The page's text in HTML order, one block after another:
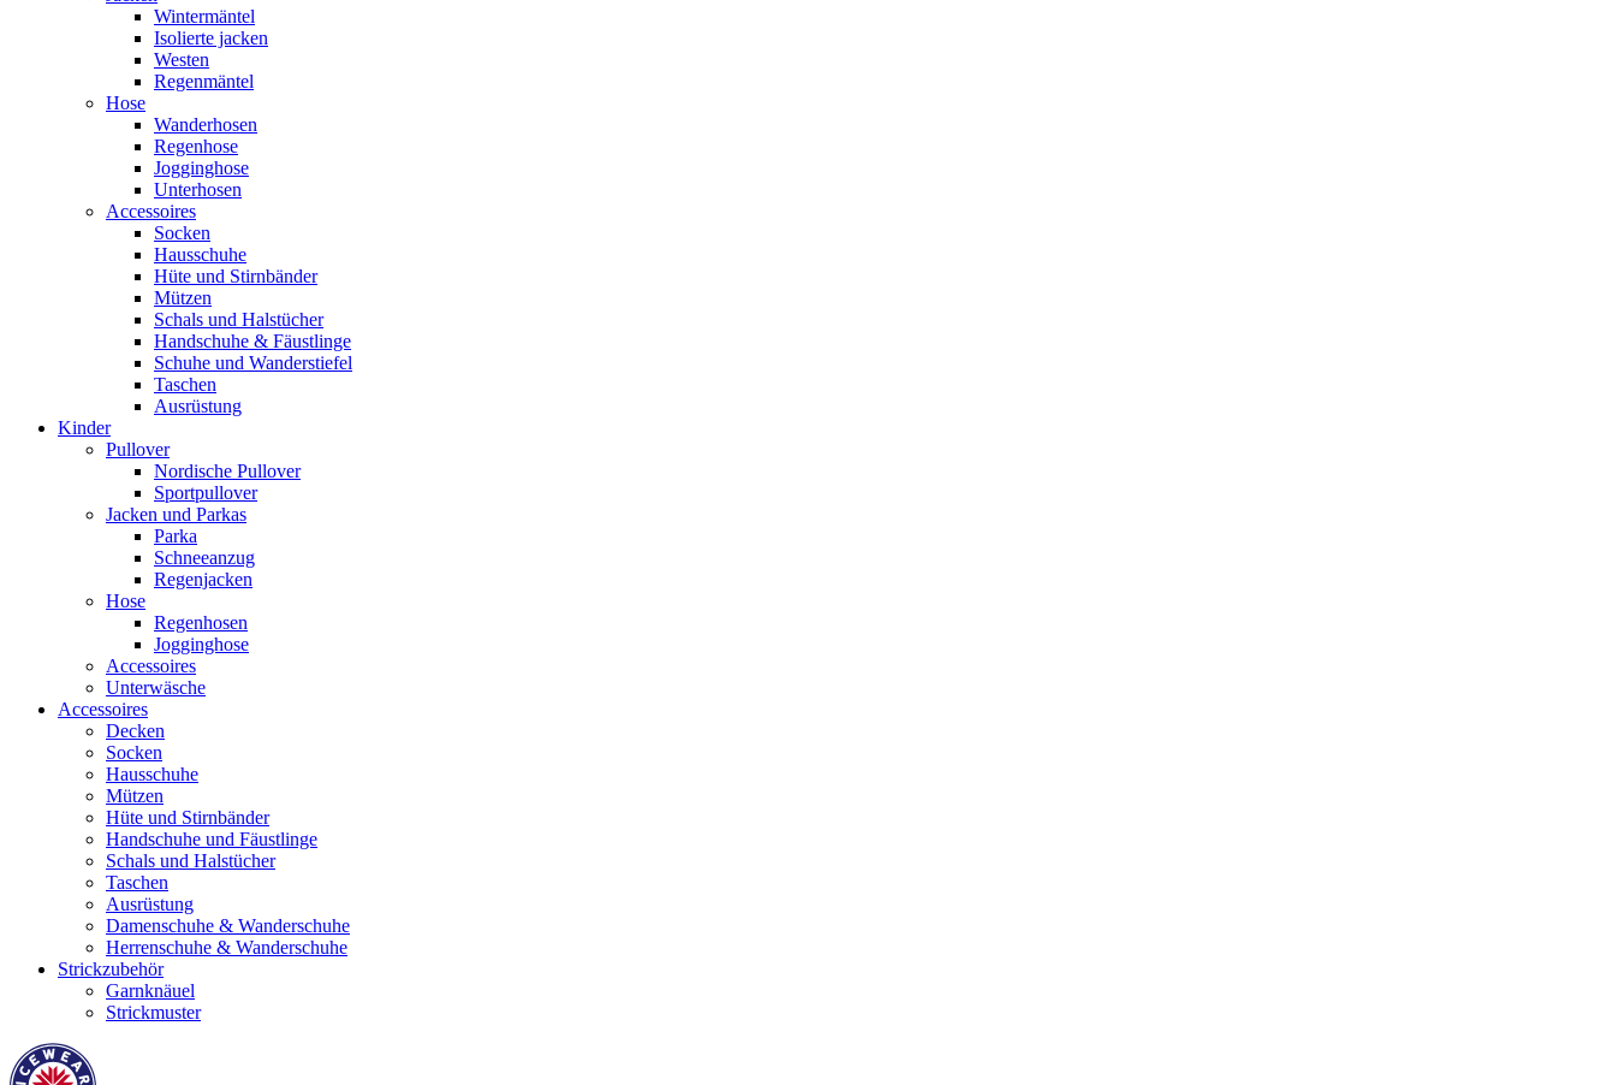
Wintermäntel
Isolierte jacken
Westen
Regenmäntel
Hose
Wanderhosen
Regenhose
Jogginghose
Unterhosen
Accessoires
Socken
Hausschuhe
Hüte und Stirnbänder
Mützen
Schals und Halstücher
Handschuhe & Fäustlinge
Schuhe und Wanderstiefel
Taschen
Ausrüstung
Kinder
Pullover
Nordische Pullover
Sportpullover
Jacken und Parkas
Parka
Schneeanzug
Regenjacken
Hose
Regenhosen
Jogginghose
Accessoires
Unterwäsche
Accessoires
Decken
Socken
Hausschuhe
Mützen
Hüte und Stirnbänder
Handschuhe und Fäustlinge
Schals und Halstücher
Taschen
Ausrüstung
Damenschuhe & Wanderschuhe
Herrenschuhe & Wanderschuhe
Strickzubehör
Garnknäuel
Strickmuster